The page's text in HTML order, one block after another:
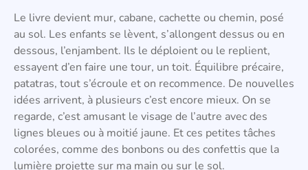
Le livre devient mur, cabane, cachette ou chemin, posé
au sol. Les enfants se lèvent, s’allongent dessus ou en
dessous, l’enjambent. Ils le déploient ou le replient,
essayent d’en faire une tour, un toit. Équilibre précaire,
patatras, tout s’écroule et on recommence. De nouvelles
idées arrivent, à plusieurs c’est encore mieux. On se
regarde, c’est amusant le visage de l’autre avec des
lignes bleues ou à moitié jaune. Et ces petites tâches
colorées, comme des bonbons ou des confettis que la
lumière projette sur ma main ou sur le sol.